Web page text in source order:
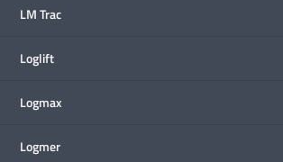
LM Trac
Loglift
Logmax
Logmer